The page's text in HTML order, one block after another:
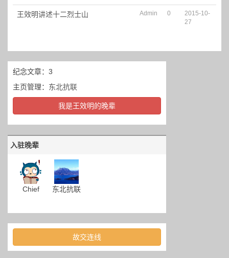
王效明讲述十二烈士山 Admin 0
2015-10-
27
纪念文章：3
主页管理： 东北抗联
我是王效明的晚辈
入驻晚辈
Chief 东北抗联
故交连线